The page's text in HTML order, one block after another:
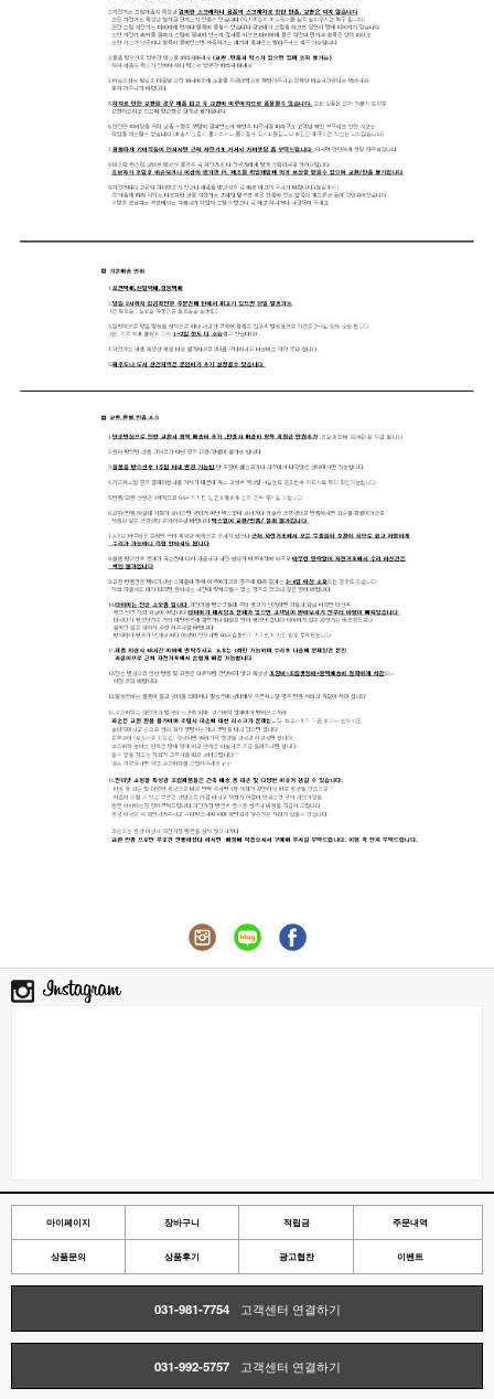
마이페이지 장바구니 적립금 주문내역
상품문의 상품후기 광고협찬 이벤트
031-981-7754 고객센터 연결하기
031-992-5757 고객센터 연결하기